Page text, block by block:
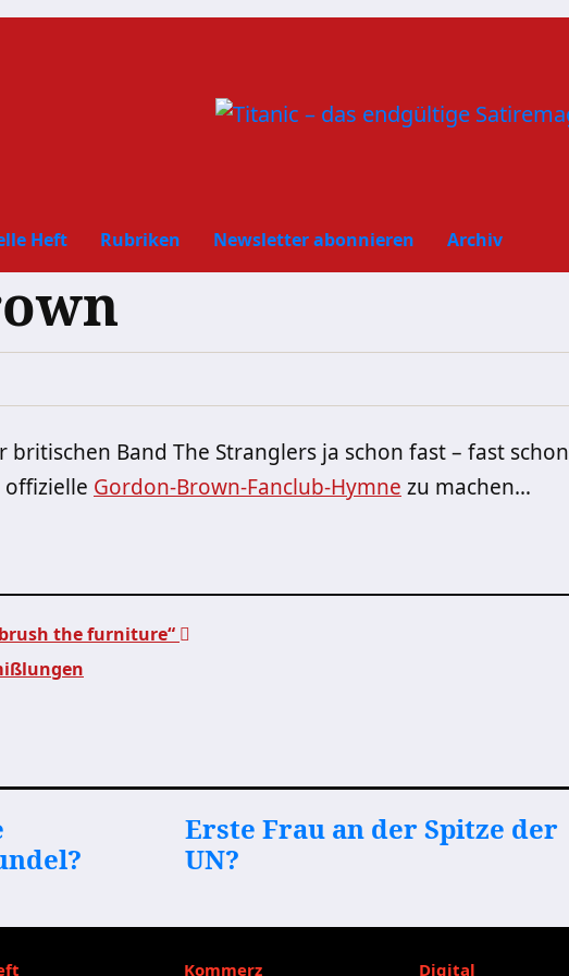
Heft Rubriken Newsletter abonnieren Archiv
Band The Stranglers ja schon fast – fast schon
offizielle Gordon-Brown-Fanclub-Hymne zu machen…
the furniture“
Erste Frau an der Spitze der
UN?
Kommerz Digital